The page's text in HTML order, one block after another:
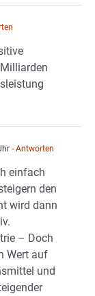
- Antworten
einfach
den
wird dann
– Doch
Wert auf
und